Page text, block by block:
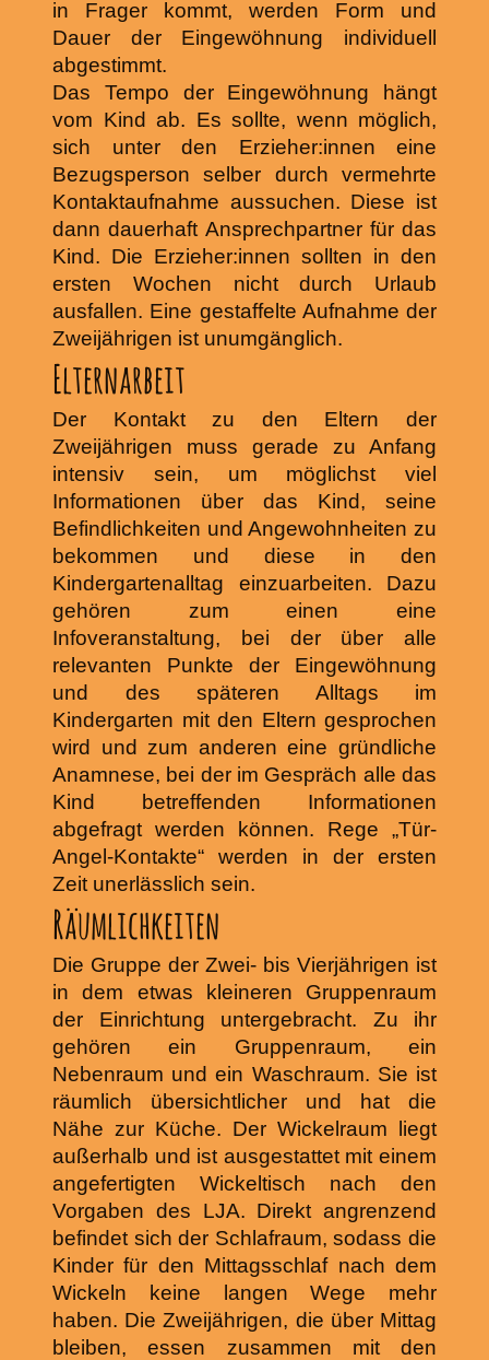
in Frager kommt, werden Form und
Dauer der Eingewöhnung individuell
abgestimmt.
Das Tempo der Eingewöhnung hängt
vom Kind ab. Es sollte, wenn möglich,
sich unter den Erzieher:innen eine
Bezugsperson selber durch vermehrte
Kontaktaufnahme aussuchen. Diese ist
dann dauerhaft Ansprechpartner für das
Kind. Die Erzieher:innen sollten in den
ersten Wochen nicht durch Urlaub
ausfallen. Eine gestaffelte Aufnahme der
Zweijährigen ist unumgänglich.
Elternarbeit
Der Kontakt zu den Eltern der
Zweijährigen muss gerade zu Anfang
intensiv sein, um möglichst viel
Informationen über das Kind, seine
Befindlichkeiten und Angewohnheiten zu
bekommen und diese in den
Kindergartenalltag einzuarbeiten. Dazu
gehören zum einen eine
Infoveranstaltung, bei der über alle
relevanten Punkte der Eingewöhnung
und des späteren Alltags im
Kindergarten mit den Eltern gesprochen
wird und zum anderen eine gründliche
Anamnese, bei der im Gespräch alle das
Kind betreffenden Informationen
abgefragt werden können. Rege „Tür-
Angel-Kontakte“ werden in der ersten
Zeit unerlässlich sein.
Räumlichkeiten
Die Gruppe der Zwei- bis Vierjährigen ist
in dem etwas kleineren Gruppenraum
der Einrichtung untergebracht. Zu ihr
gehören ein Gruppenraum, ein
Nebenraum und ein Waschraum. Sie ist
räumlich übersichtlicher und hat die
Nähe zur Küche. Der Wickelraum liegt
außerhalb und ist ausgestattet mit einem
angefertigten Wickeltisch nach den
Vorgaben des LJA. Direkt angrenzend
befindet sich der Schlafraum, sodass die
Kinder für den Mittagsschlaf nach dem
Wickeln keine langen Wege mehr
haben. Die Zweijährigen, die über Mittag
bleiben, essen zusammen mit den